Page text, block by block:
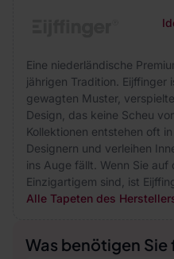
Eine niederländische
jährigen Tradition. Eijffinger
gewagten Muster,
Design, das keine Scheu
Kollektionen entstehen oft
Designern und verleihen
ins Auge fällt. Wenn Sie
Einzigartigem sind, ist
Alle Tapeten des
Was benötigen